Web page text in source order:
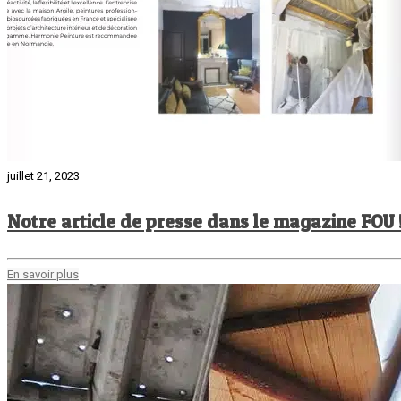
juillet 21, 2023
Notre article de presse dans le magazine FOU
En savoir plus